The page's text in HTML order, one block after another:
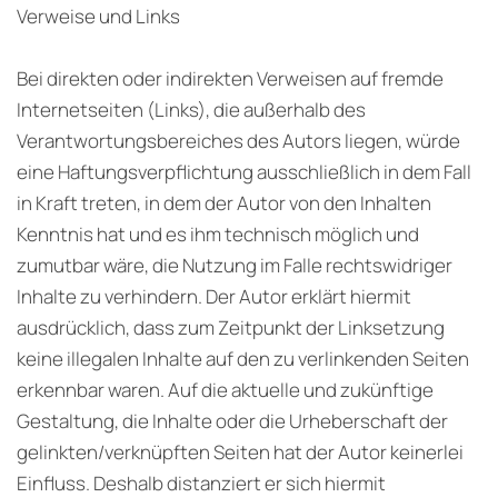
Verweise und Links
Bei direkten oder indirekten Verweisen auf fremde
Internetseiten (Links), die außerhalb des
Verantwortungsbereiches des Autors liegen, würde
eine Haftungsverpflichtung ausschließlich in dem Fall
in Kraft treten, in dem der Autor von den Inhalten
Kenntnis hat und es ihm technisch möglich und
zumutbar wäre, die Nutzung im Falle rechtswidriger
Inhalte zu verhindern. Der Autor erklärt hiermit
ausdrücklich, dass zum Zeitpunkt der Linksetzung
keine illegalen Inhalte auf den zu verlinkenden Seiten
erkennbar waren. Auf die aktuelle und zukünftige
Gestaltung, die Inhalte oder die Urheberschaft der
gelinkten/verknüpften Seiten hat der Autor keinerlei
Einfluss. Deshalb distanziert er sich hiermit